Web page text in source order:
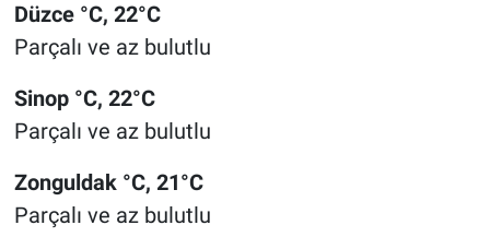
Düzce °C, 22°C
Parçalı ve az bulutlu
Sinop °C, 22°C
Parçalı ve az bulutlu
Zonguldak °C, 21°C
Parçalı ve az bulutlu